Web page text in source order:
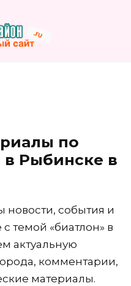
по
в Рыбинске в
новости, события и
темой «биатлон» в
актуальную
комментарии,
материалы.